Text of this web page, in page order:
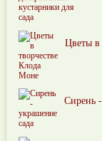
Цветы в
Сирень